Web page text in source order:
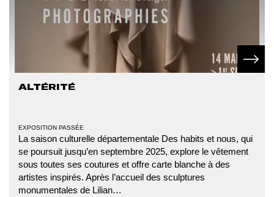
En
ALTÉRITÉ
TYPE
D'ÉVÉNEMENT
EXPOSITION PASSÉE
La saison culturelle départementale Des habits et nous, qui
se poursuit jusqu’en septembre 2025, explore le vêtement
sous toutes ses coutures et offre carte blanche à des
artistes inspirés. Après l’accueil des sculptures
monumentales de Lilian…